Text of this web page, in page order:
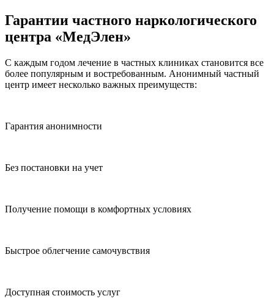
Гарантии частного наркологического
центра «МедЭлен»
С каждым годом лечение в частных клиниках становится все
более популярным и востребованным. Анонимный частный
центр имеет несколько важных преимуществ:
Гарантия анонимности
Без постановки на учет
Получение помощи в комфортных условиях
Быстрое облегчение самочувствия
Доступная стоимость услуг